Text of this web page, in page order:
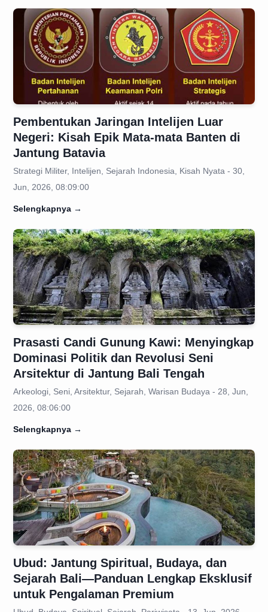
Pembentukan Jaringan Intelijen Luar
Negeri: Kisah Epik Mata-mata Banten di
Jantung Batavia
Strategi Militer, Intelijen, Sejarah Indonesia, Kisah Nyata - 30,
Jun, 2026, 08:09:00
Selengkapnya →
Prasasti Candi Gunung Kawi: Menyingkap
Dominasi Politik dan Revolusi Seni
Arsitektur di Jantung Bali Tengah
Arkeologi, Seni, Arsitektur, Sejarah, Warisan Budaya - 28, Jun,
2026, 08:06:00
Selengkapnya →
Ubud: Jantung Spiritual, Budaya, dan
Sejarah Bali—Panduan Lengkap Eksklusif
untuk Pengalaman Premium